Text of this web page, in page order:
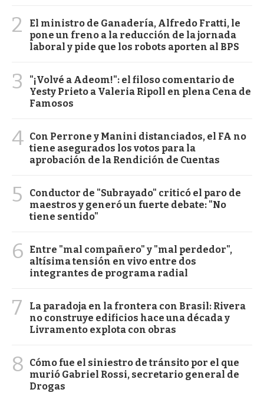
2
El ministro de Ganadería, Alfredo Fratti, le
pone un freno a la reducción de la jornada
laboral y pide que los robots aporten al BPS
3
"¡Volvé a Adeom!": el filoso comentario de
Yesty Prieto a Valeria Ripoll en plena Cena de
Famosos
4 Con Perrone y Manini distanciados, el FA no
tiene asegurados los votos para la
aprobación de la Rendición de Cuentas
5
Conductor de "Subrayado" criticó el paro de
maestros y generó un fuerte debate: "No
tiene sentido"
6
Entre "mal compañero" y "mal perdedor",
altísima tensión en vivo entre dos
integrantes de programa radial
7
La paradoja en la frontera con Brasil: Rivera
no construye edificios hace una década y
Livramento explota con obras
8
Cómo fue el siniestro de tránsito por el que
murió Gabriel Rossi, secretario general de
Drogas